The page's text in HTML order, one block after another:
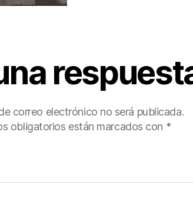
correo electrónico no será publicada.
obligatorios están marcados con *